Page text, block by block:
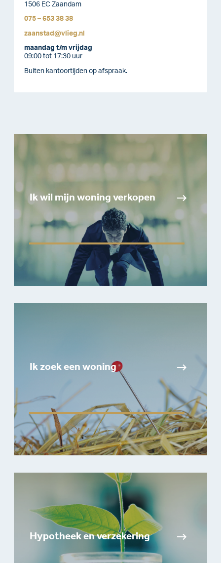
1506 EC Zaandam
075 – 653 38 38
zaanstad@vlieg.nl
maandag t/m vrijdag
09:00 tot 17:30 uur
Buiten kantoortijden op afspraak.
Ik wil mijn woning verkopen
Ik zoek een woning
Hypotheek en verzekering